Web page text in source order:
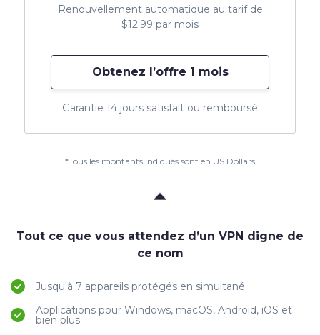
Renouvellement automatique au tarif de
$12.99 par mois
Obtenez l’offre 1 mois
Garantie 14 jours satisfait ou remboursé
*Tous les montants indiqués sont en US Dollars
Tout ce que vous attendez d’un VPN digne de
ce nom
Jusqu'à 7 appareils protégés en simultané
Applications pour Windows, macOS, Android, iOS et
bien plus